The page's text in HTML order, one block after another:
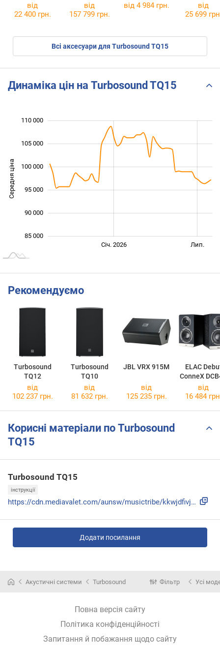
від
22 400 грн.
від
157 799 грн.
від 4 984 грн.
від
25 699
Всі аксесуари для Turbosound TQ15
Динаміка цін на Turbosound TQ15
Середня ціна
85 000
90 000
95 000
100 000
105 000
110 000
Січ. 2026 Лип.
Рекомендуємо
Turbosound
TQ12
Turbosound
TQ10
JBL VRX 915M
ELAC
ConneX
від
102 237 грн.
від
81 632 грн.
від
125 235 грн.
від
16 484
Корисні матеріали по Turbosound
TQ15
Turbosound TQ15
інструкції
https://cdn.mediavalet.com/aunsw/musictribe/kkwjdfivjk-X8Dj...
Додати посилання
Акустичні системи Turbosound Фільтр Усі
Повна версія сайту
Політика конфіденційності
Запитання й побажання щодо сайту